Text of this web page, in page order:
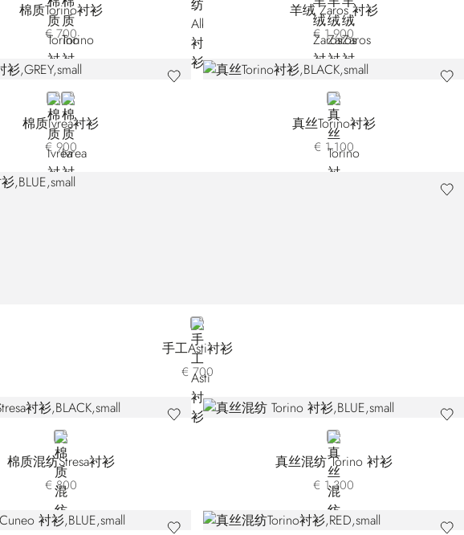
棉质Torino衬衫
€ 700
羊绒 Zaros 衬衫
€ 1.900
GREYBLACK
棉质Ivrea衬衫
€ 900
BLACK
真丝Torino衬衫
€ 1.100
BLUE
手工Asti衬衫
€ 700
BLACK EX3003-200
棉质混纺Stresa衬衫
€ 800
BLUE
真丝混纺 Torino 衬衫
€ 1.300